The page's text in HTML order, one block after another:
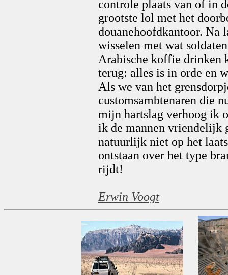
controle plaats van of in
grootste lol met het
douanehoofdkantoor. Na
wisselen met wat
Arabische koffie drinken
terug: alles is in orde en
Als we van het
customsambtenaren die
mijn hartslag verhoog ik
ik de mannen vriendelijk
natuurlijk niet op het
ontstaan over het type
rijdt!
Erwin Voogt